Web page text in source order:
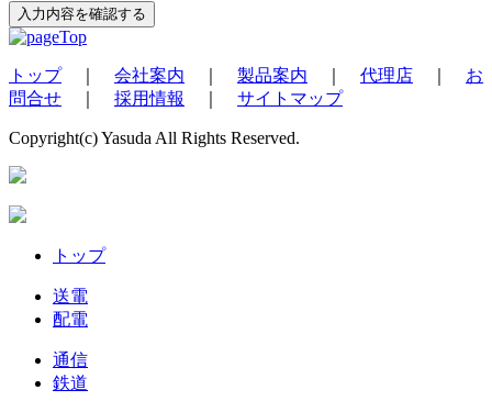
トップ｜ 会社案内 製品案内 代理店
お
問合せ
採用情報 サイトマップ
Copyright(c) Yasuda All Rights Reserved.
トップ
送電
配電
通信
鉄道